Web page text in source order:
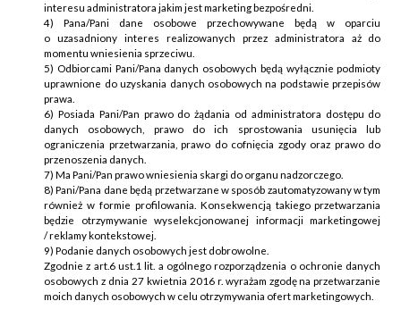
interesu administratora jakim jest marketing bezpośredni.
4) Pana/Pani dane osobowe przechowywane będą w oparciu
o uzasadniony interes realizowanych przez administratora aż do
momentu wniesienia sprzeciwu.
5) Odbiorcami Pani/Pana danych osobowych będą wyłącznie podmioty
uprawnione do uzyskania danych osobowych na podstawie przepisów
prawa.
6) Posiada Pani/Pan prawo do żądania od administratora dostępu do
danych osobowych, prawo do ich sprostowania usunięcia lub
ograniczenia przetwarzania, prawo do cofnięcia zgody oraz prawo do
przenoszenia danych.
7) Ma Pani/Pan prawo wniesienia skargi do organu nadzorczego.
8) Pani/Pana dane będą przetwarzane w sposób zautomatyzowany w tym
również w formie profilowania. Konsekwencją takiego przetwarzania
będzie otrzymywanie wyselekcjonowanej informacji marketingowej
/ reklamy kontekstowej.
9) Podanie danych osobowych jest dobrowolne.
Zgodnie z art.6 ust.1 lit. a ogólnego rozporządzenia o ochronie danych
osobowych z dnia 27 kwietnia 2016 r. wyrażam zgodę na przetwarzanie
moich danych osobowych w celu otrzymywania ofert marketingowych.